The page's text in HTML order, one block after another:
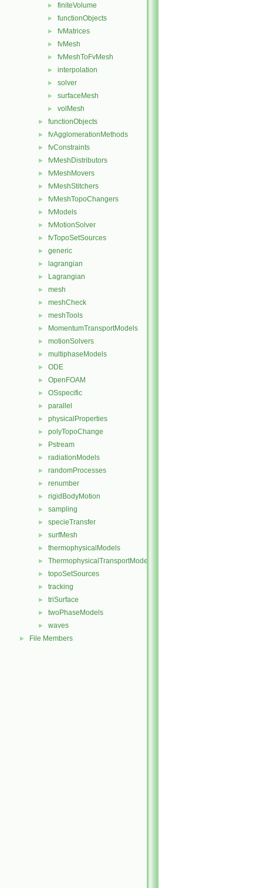
► finiteVolume
► functionObjects
► fvMatrices
► fvMesh
► fvMeshToFvMesh
► interpolation
► solver
► surfaceMesh
► volMesh
► functionObjects
► fvAgglomerationMethods
► fvConstraints
► fvMeshDistributors
► fvMeshMovers
► fvMeshStitchers
► fvMeshTopoChangers
► fvModels
► fvMotionSolver
► fvTopoSetSources
► generic
► lagrangian
► Lagrangian
► mesh
► meshCheck
► meshTools
► MomentumTransportModels
► motionSolvers
► multiphaseModels
► ODE
► OpenFOAM
► OSspecific
► parallel
► physicalProperties
► polyTopoChange
► Pstream
► radiationModels
► randomProcesses
► renumber
► rigidBodyMotion
► sampling
► specieTransfer
► surfMesh
► thermophysicalModels
► ThermophysicalTransportModels
► topoSetSources
► tracking
► triSurface
► twoPhaseModels
► waves
► File Members